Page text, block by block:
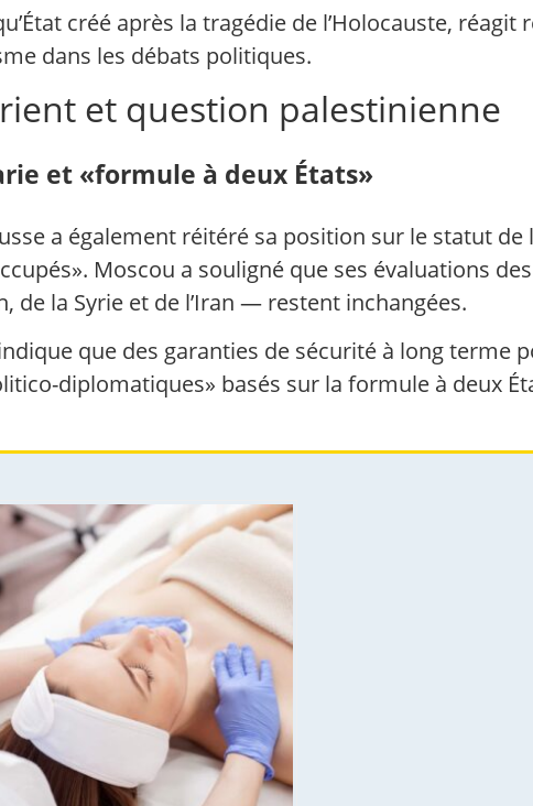
créé après la tragédie de l’Holocauste,
dans les débats politiques.
et question palestinienne
et «formule à deux États»
a également réitéré sa position sur le statut
Moscou a souligné que ses évaluations
de la Syrie et de l’Iran — restent inchangées.
que des garanties de sécurité à long terme
diplomatiques» basés sur la formule à deux